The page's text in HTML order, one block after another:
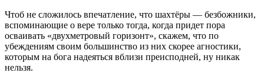
Чтоб не сложилось впечатление, что шахтёры — безбожники,
вспоминающие о вере только тогда, когда придет пора
осваивать «двухметровый горизонт», скажем, что по
убеждениям своим большинство из них скорее агностики,
которым на бога надеяться вблизи преисподней, ну никак
нельзя.